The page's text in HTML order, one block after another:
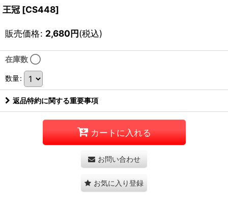
王冠 [CS448]
販売価格: 2,680円(税込)
在庫数 ◯
数量:
返品特約に関する重要事項
カートに入れる
お問い合わせ
お気に入り登録